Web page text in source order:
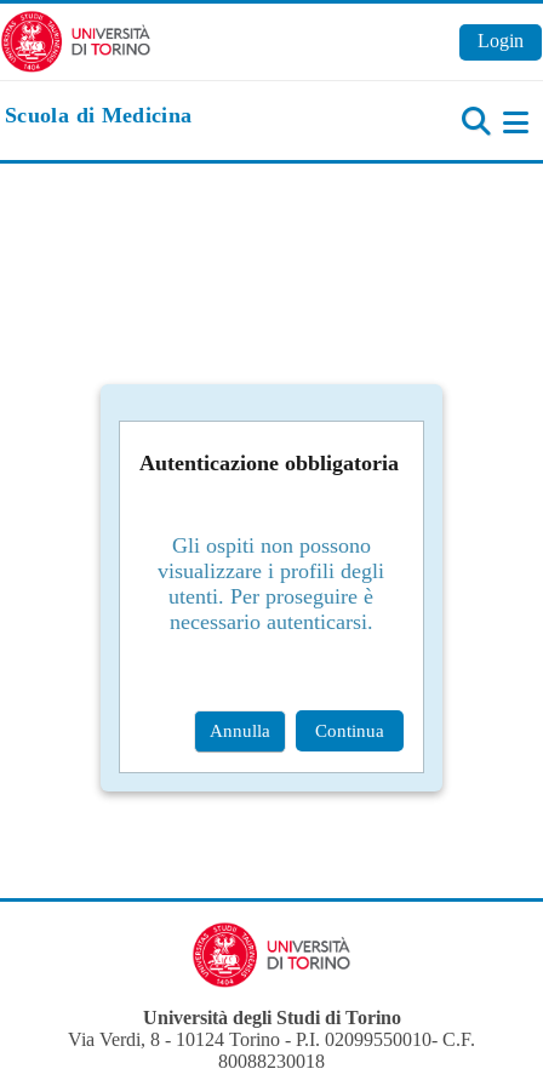
Vai al contenuto principale
Login
Scuola di Medicina
Autenticazione obbligatoria
Gli ospiti non possono
visualizzare i profili degli
utenti. Per proseguire è
necessario autenticarsi.
Annulla Continua
Università degli Studi di Torino
Via Verdi, 8 - 10124 Torino - P.I. 02099550010- C.F.
80088230018